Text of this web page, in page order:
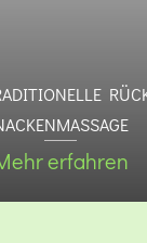
erfahren